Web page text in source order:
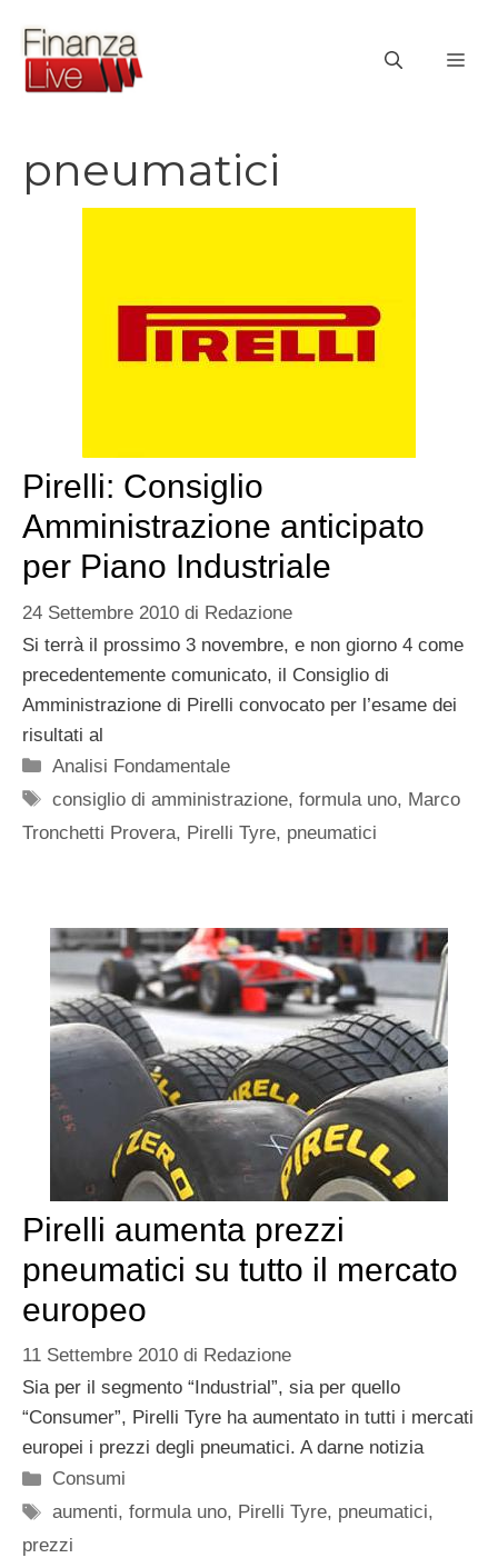
contenuto
pneumatici
Pirelli: Consiglio
Amministrazione anticipato
per Piano Industriale
24 Settembre 2010 di Redazione
Si terrà il prossimo 3 novembre, e non giorno 4 come
precedentemente comunicato, il Consiglio di
Amministrazione di Pirelli convocato per l’esame dei
risultati al
Categorie
Analisi Fondamentale
Tag
consiglio di amministrazione,formula uno, Marco
Tronchetti Provera, Pirelli Tyre, pneumatici
Pirelli aumenta prezzi
pneumatici su tutto il mercato
europeo
11 Settembre 2010 di Redazione
Sia per il segmento “Industrial”, sia per quello
“Consumer”, Pirelli Tyre ha aumentato in tutti i mercati
europei i prezzi degli pneumatici. A darne notizia
Categorie
Consumi
Tag
aumenti,formula uno, Pirelli Tyre, pneumatici,
prezzi